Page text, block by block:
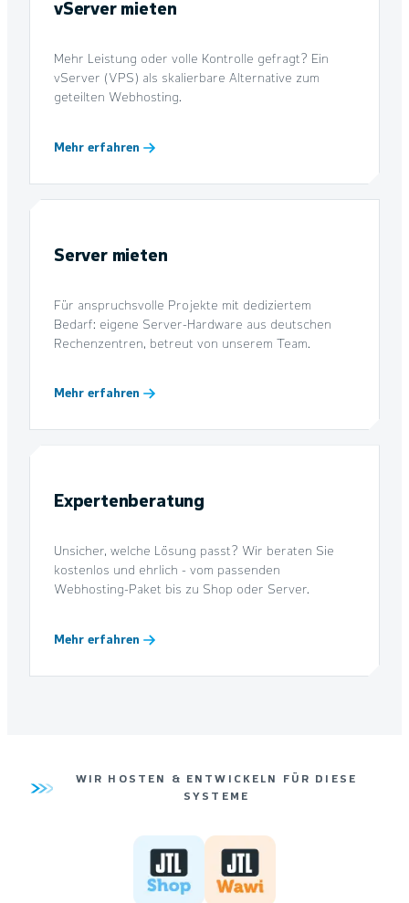
vServer mieten
Mehr Leistung oder volle Kontrolle gefragt? Ein
vServer (VPS) als skalierbare Alternative zum
geteilten Webhosting.
Mehr erfahren
Server mieten
Für anspruchsvolle Projekte mit dediziertem
Bedarf: eigene Server-Hardware aus deutschen
Rechenzentren, betreut von unserem Team.
Mehr erfahren
Expertenberatung
Unsicher, welche Lösung passt? Wir beraten Sie
kostenlos und ehrlich - vom passenden
Webhosting-Paket bis zu Shop oder Server.
Mehr erfahren
WIR HOSTEN & ENTWICKELN FÜR DIESE
SYSTEME